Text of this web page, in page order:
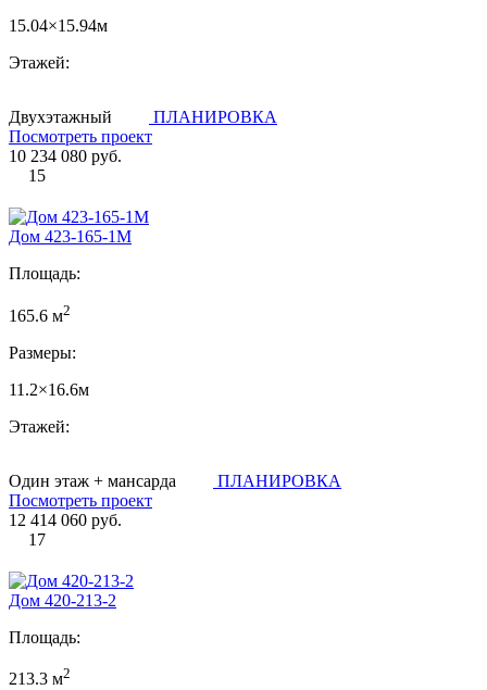
15.04×15.94м
Этажей:
Двухэтажный
ПЛАНИРОВКА
Посмотреть проект
10 234 080 руб.
15
Дом 423-165-1М
Площадь:
165.6 м2
Размеры:
11.2×16.6м
Этажей:
Один этаж + мансарда
ПЛАНИРОВКА
Посмотреть проект
12 414 060 руб.
17
Дом 420-213-2
Площадь:
213.3 м2